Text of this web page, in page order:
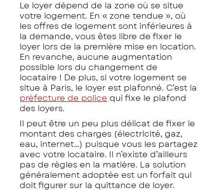
Le loyer dépend de la zone où se situe
votre logement. En « zone tendue », où
les offres de logement sont inférieures à
la demande, vous êtes libre de fixer le
loyer lors de la première mise en location.
En revanche, aucune augmentation
possible lors du changement de
locataire ! De plus, si votre logement se
situe à Paris, le loyer est plafonné. C’est la
préfecture de police qui fixe le plafond
des loyers.
Il peut être un peu plus délicat de fixer le
montant des charges (électricité, gaz,
eau, internet…) puisque vous les partagez
avec votre locataire. Il n’existe d’ailleurs
pas de règles en la matière. La solution
généralement adoptée est un forfait qui
doit figurer sur la quittance de loyer.